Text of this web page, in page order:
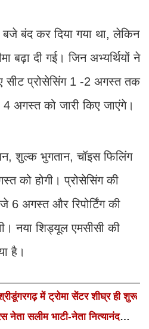
बंद कर दिया गया था, लेकिन
बढ़ा दी गई। जिन अभ्यर्थियों ने
सीट प्रोसेसिंग 1 -2 अगस्त तक
अगस्त को जारी किए जाएंगे।
शुल्क भुगतान, चॉइस फिलिंग
को होगी। प्रोसेसिंग की
6 अगस्त और रिपोर्टिंग की
नया शिड्यूल एमसीसी की
है।
में ट्रोमा सेंटर शीघ्र ही शुरू
सलीम भाटी-नेता नित्यानंद